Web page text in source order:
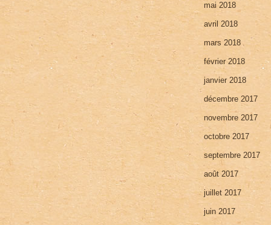
mai 2018
avril 2018
mars 2018
février 2018
janvier 2018
décembre 2017
novembre 2017
octobre 2017
septembre 2017
août 2017
juillet 2017
juin 2017